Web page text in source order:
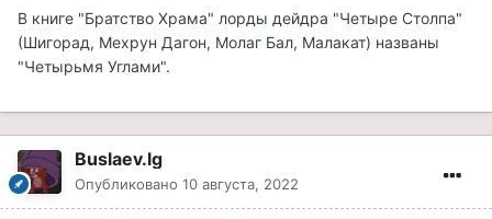
В книге "Братство Храма" лорды дейдра "Четыре Столпа"
(Шигорад, Мехрун Дагон, Молаг Бал, Малакат) названы
"Четырьмя Углами".
Buslaev.lg
Опубликовано 10 августа, 2022